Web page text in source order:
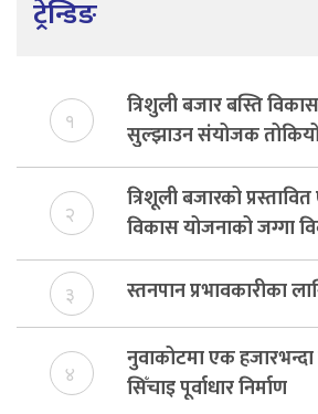
ट्रेन्डिङ
१
त्रिशुली बजार बस्ति
सुल्झाउन संयोजक
२
त्रिशूली बजारको
विकास योजनाको जग्गा
विकास दर्ता नभए समिति
३ स्तनपान प्रभावकारीका
४
नुवाकोटमा एक
सिँचाइ पूर्वाधार निर्माण